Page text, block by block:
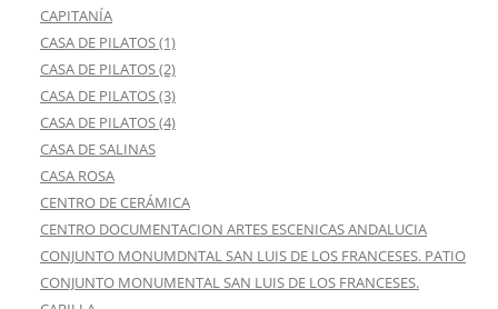
CAPITANÍA
CASA DE PILATOS (1)
CASA DE PILATOS (2)
CASA DE PILATOS (3)
CASA DE PILATOS (4)
CASA DE SALINAS
CASA ROSA
CENTRO DE CERÁMICA
CENTRO DOCUMENTACION ARTES ESCENICAS ANDALUCIA
CONJUNTO MONUMDNTAL SAN LUIS DE LOS FRANCESES. PATIO
CONJUNTO MONUMENTAL SAN LUIS DE LOS FRANCESES.